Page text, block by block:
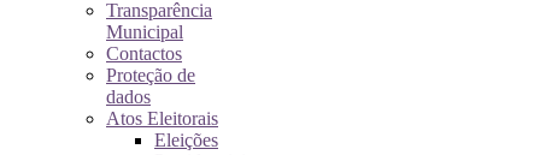
Transparência
Municipal
Contactos
Proteção de
dados
Atos Eleitorais
Eleições